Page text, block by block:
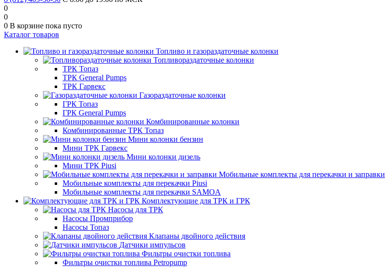
0
0
0 В корзине пока пусто
Каталог товаров
Топливо и газораздаточные колонки
Топливораздаточные колонки
ТРК Топаз
ТРК General Pumps
ТРК Гарвекс
Газораздаточные колонки
ГРК Топаз
ГРК General Pumps
Комбинированные колонки
Комбинированные ТРК Топаз
Мини колонки бензин
Мини ТРК Гарвекс
Мини колонки дизель
Мини ТРК Piusi
Мобильные комплекты для перекачки и заправки
Мобильные комплекты для перекачки Piusi
Мобильные комплекты для перекачки SAMOA
Комплектующие для ТРК и ГРК
Насосы для ТРК
Насосы Промприбор
Насосы Топаз
Клапаны двойного действия
Датчики импульсов
Фильтры очистки топлива
Фильтры очистки топлива Petropump